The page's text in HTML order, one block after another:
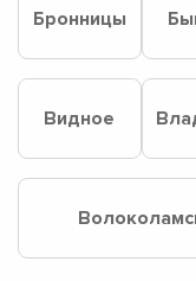
Бронницы
Видное